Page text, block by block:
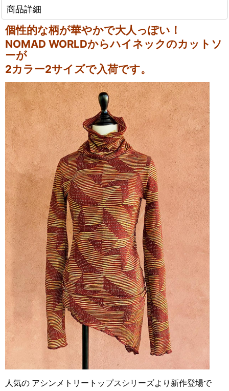
商品詳細
個性的な柄が華やかで大人っぽい！
NOMAD WORLDからハイネックのカットソ
ーが
2カラー2サイズで入荷です。
人気の アシンメトリートップスシリーズより新作登場で